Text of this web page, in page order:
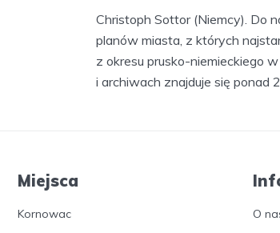
Christoph Sottor (Niemcy). Do
planów miasta, z których
z okresu prusko-niemieckiego
i archiwach znajduje się ponad
Miejsca
Kornowac O